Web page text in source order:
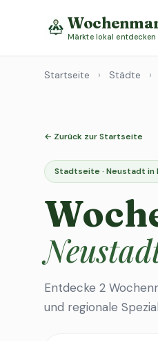
Märkte lokal entdecken
Startseite › Städte ›
← Zurück zur Startseite
Stadtseite · Neustadt in
Entdecke 2
und regionale